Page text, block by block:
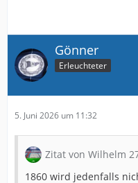
Gönner
Erleuchteter
5. Juni 2026 um 11:32
Zitat von Wilhelm
1860 wird jedenfalls